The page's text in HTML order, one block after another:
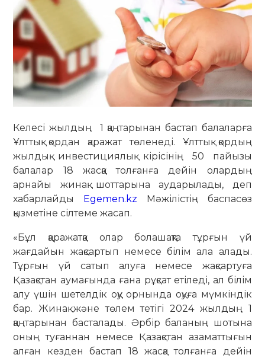
Келесі жылдың 1 қаңтарынан бастап балаларға
Ұлттық қордан қаражат төленеді. Ұлттық қордың
жылдық инвестициялық кірісінің 50 пайызы
балалар 18 жасқа толғанға дейін олардың
арнайы жинақ шоттарына аударылады, деп
хабарлайды Egemen.kz Мәжілістің баспасөз
қызметіне сілтеме жасап.
«Бұл қаражатқа олар болашақта тұрғын үй
жағдайын жақсартып немесе білім ала алады.
Тұрғын үй сатып алуға немесе жақсартуға
Қазақстан аумағында ғана рұқсат етіледі, ал білім
алу үшін шетелдік оқу орнында оқуға мүмкіндік
бар. Жинақ және төлем тетігі 2024 жылдың 1
қаңтарынан басталады. Әрбір баланың шотына
оның туғаннан немесе Қазақстан азаматтығын
алған кезден бастап 18 жасқа толғанға дейін